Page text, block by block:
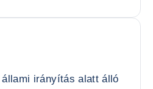
irányítás alatt álló